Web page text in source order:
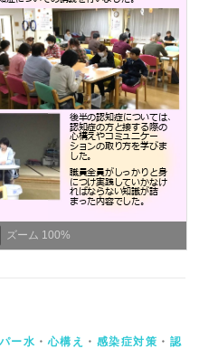
ズーム 100%
ー水 ・心構え ・ 感染症対策 ・ 認